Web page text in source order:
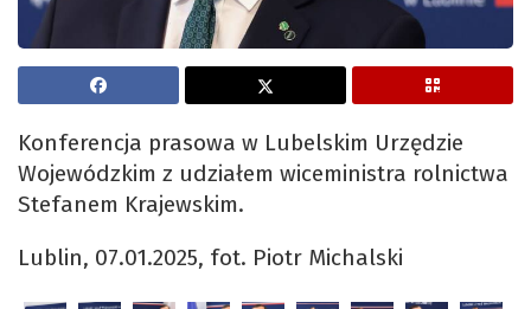
Konferencja prasowa w Lubelskim Urzędzie
Wojewódzkim z udziałem wiceministra rolnictwa
Stefanem Krajewskim.
Lublin, 07.01.2025, fot. Piotr Michalski